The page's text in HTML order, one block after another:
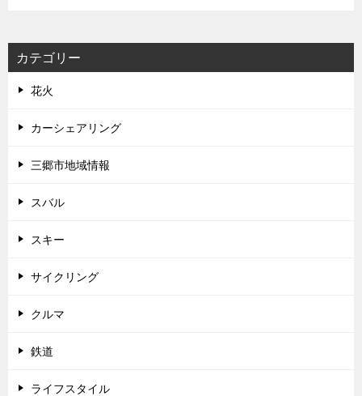
カテゴリー
花火
カーシェアリング
三郷市地域情報
スバル
スキー
サイクリング
クルマ
鉄道
ライフスタイル